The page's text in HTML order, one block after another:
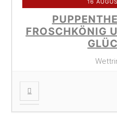
FROSCHKÖNIG